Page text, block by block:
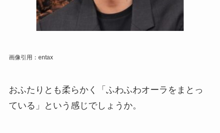
画像引用：entax
おふたりとも柔らかく「ふわふわオーラをまとっ
ている」という感じでしょうか。